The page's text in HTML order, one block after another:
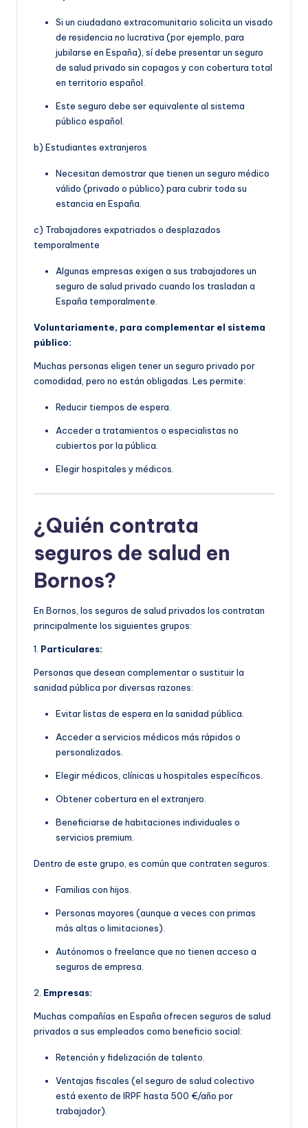
Si un ciudadano extracomunitario solicita un visado
de residencia no lucrativa (por ejemplo, para
jubilarse en España), sí debe presentar un seguro
de salud privado sin copagos y con cobertura total
en territorio español.
Este seguro debe ser equivalente al sistema
público español.
b) Estudiantes extranjeros
Necesitan demostrar que tienen un seguro médico
válido (privado o público) para cubrir toda su
estancia en España.
c) Trabajadores expatriados o desplazados
temporalmente
Algunas empresas exigen a sus trabajadores un
seguro de salud privado cuando los trasladan a
España temporalmente.
Voluntariamente, para complementar el sistema
público:
Muchas personas eligen tener un seguro privado por
comodidad, pero no están obligadas. Les permite:
Reducir tiempos de espera.
Acceder a tratamientos o especialistas no
cubiertos por la pública.
Elegir hospitales y médicos.
¿Quién contrata
seguros de salud en
Bornos?
En Bornos, los seguros de salud privados los contratan
principalmente los siguientes grupos:
1. Particulares:
Personas que desean complementar o sustituir la
sanidad pública por diversas razones:
Evitar listas de espera en la sanidad pública.
Acceder a servicios médicos más rápidos o
personalizados.
Elegir médicos, clínicas u hospitales específicos.
Obtener cobertura en el extranjero.
Beneficiarse de habitaciones individuales o
servicios premium.
Dentro de este grupo, es común que contraten seguros:
Familias con hijos.
Personas mayores (aunque a veces con primas
más altas o limitaciones).
Autónomos o freelance que no tienen acceso a
seguros de empresa.
2. Empresas:
Muchas compañías en España ofrecen seguros de salud
privados a sus empleados como beneficio social:
Retención y fidelización de talento.
Ventajas fiscales (el seguro de salud colectivo
está exento de IRPF hasta 500 €/año por
trabajador).